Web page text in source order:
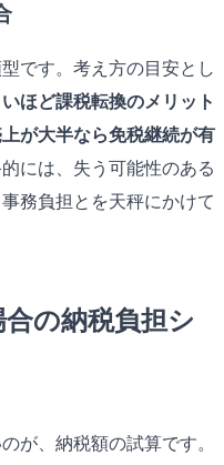
です。考え方の目安とし
ほど課税転換のメリット
が大半なら免税継続が有
には、失う可能性のある
務負担とを天秤にかけて
の納税負担シ
が、納税額の試算です。